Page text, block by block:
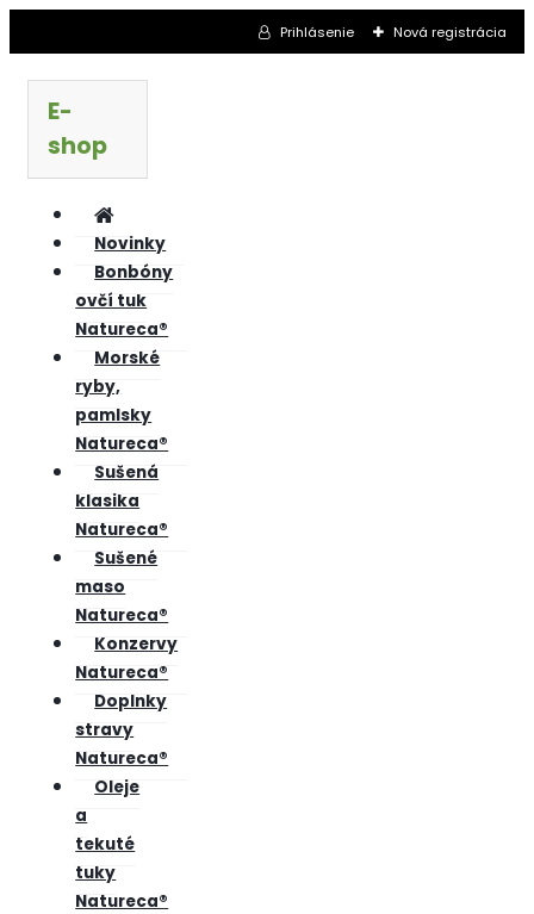
Prihlásenie Nová registrácia
E-
shop
Novinky
Bonbóny
ovčí tuk
Natureca®
Morské
ryby,
pamlsky
Natureca®
Sušená
klasika
Natureca®
Sušené
maso
Natureca®
Konzervy
Natureca®
Doplnky
stravy
Natureca®
Oleje
a
tekuté
tuky
Natureca®